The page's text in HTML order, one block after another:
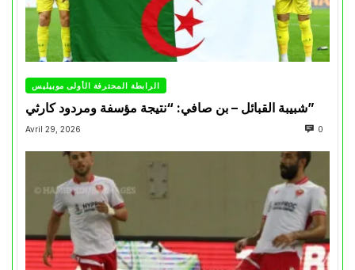
الرابطة المحترفة الأولى موبيليس
شبيبة القبائل – بن صافي: “نتيجة مؤسفة ومردود كارثي”
Avril 29, 2026 0